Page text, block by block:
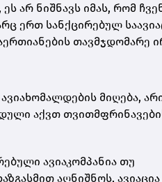
არ ნიშნავს იმას, რომ
ერთ სანქცირებულ
თავმჯდომარე
მიღება,
აქვთ
ავიაკომპანია თუ
აღნიშნოს, ავიაცია